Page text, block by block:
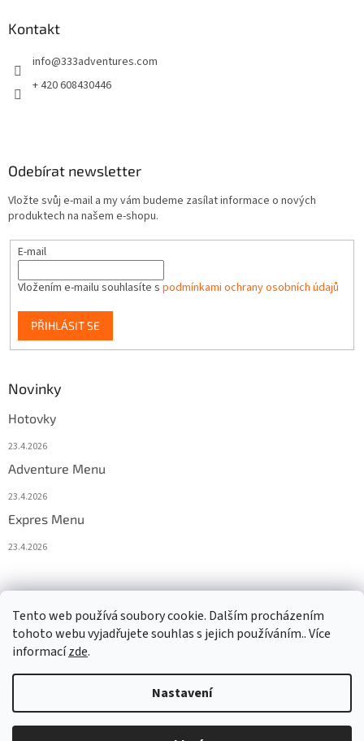
Tento web používá soubory cookie. Dalším procházením
tohoto webu vyjadřujete souhlas s jejich používáním.. Více
informacízde.
Nastavení
s
Kontakt
info@333adventures.com
+ 420 608430446
Odebírat newsletter
Vložte svůj e-mail a my vám budeme zasílat informace o nových
produktech na našem e-shopu.
E-mail
Vložením e-mailu souhlasíte s podmínkami ochrany osobních údajů
PŘIHLÁSIT SE
Novinky
Hotovky
23.4.2026
Adventure Menu
23.4.2026
Expres Menu
23.4.2026
Copyright 2026www.333adventures.com. Všechna práva